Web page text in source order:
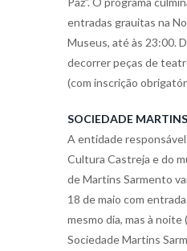
entradas grauitas na
Museus, até às 23:00.
decorrer peças de
(com inscrição
SOCIEDADE
A entidade
Cultura Castreja e do
de Martins Sarmento
18 de maio com
mesmo dia, mas à noite
Sociedade Martins